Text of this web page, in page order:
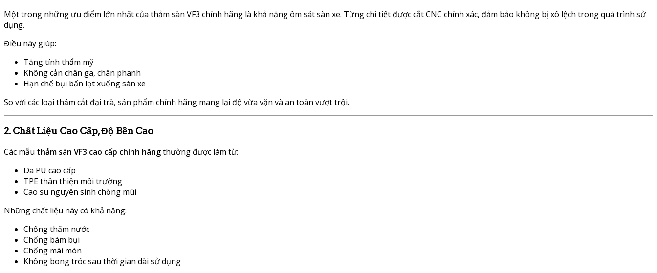
Một trong những ưu điểm lớn nhất của thảm sàn VF3 chính hãng là khả năng ôm sát sàn xe. Từng chi tiết được cắt CNC chính xác, đảm bảo không bị xô lệch trong quá trình sử
dụng.
Điều này giúp:
Tăng tính thẩm mỹ
Không cản chân ga, chân phanh
Hạn chế bụi bẩn lọt xuống sàn xe
So với các loại thảm cắt đại trà, sản phẩm chính hãng mang lại độ vừa vặn và an toàn vượt trội.
2. Chất Liệu Cao Cấp, Độ Bền Cao
Các mẫu thảm sàn VF3 cao cấp chính hãngthường được làm từ:
Da PU cao cấp
TPE thân thiện môi trường
Cao su nguyên sinh chống mùi
Những chất liệu này có khả năng:
Chống thấm nước
Chống bám bụi
Chống mài mòn
Không bong tróc sau thời gian dài sử dụng